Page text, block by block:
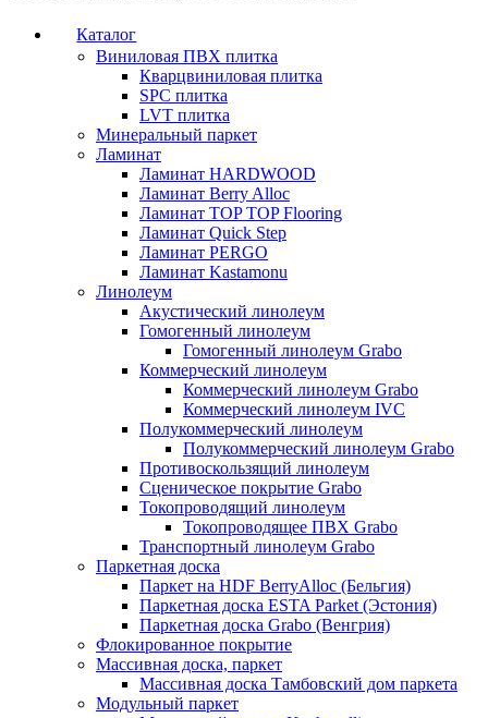
Каталог
Виниловая ПВХ плитка
Кварцвиниловая плитка
SPC плитка
LVT плитка
Минеральный паркет
Ламинат
Ламинат HARDWOOD
Ламинат Berry Alloc
Ламинат TOP TOP Flooring
Ламинат Quick Step
Ламинат PERGO
Ламинат Kastamonu
Линолеум
Акустический линолеум
Гомогенный линолеум
Гомогенный линолеум Grabo
Коммерческий линолеум
Коммерческий линолеум Grabo
Коммерческий линолеум IVC
Полукоммерческий линолеум
Полукоммерческий линолеум Grabo
Противоскользящий линолеум
Сценическое покрытие Grabo
Токопроводящий линолеум
Токопроводящее ПВХ Grabo
Транспортный линолеум Grabo
Паркетная доска
Паркет на HDF BerryAlloc (Бельгия)
Паркетная доска ESTA Parket (Эстония)
Паркетная доска Grabo (Венгрия)
Флокированное покрытие
Массивная доска, паркет
Массивная доска Тамбовский дом паркета
Модульный паркет